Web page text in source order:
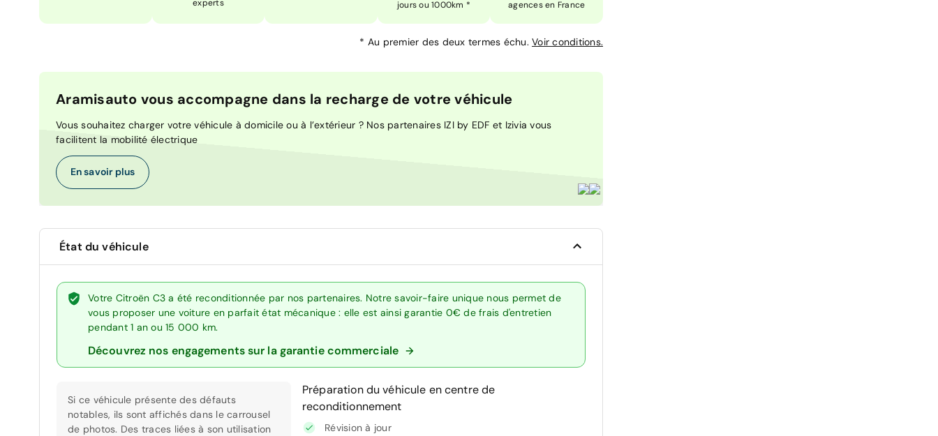
experts
jours ou 1000km *
agences en France
* Au premier des deux termes échu. Voir conditions.
Aramisauto vous accompagne dans la recharge de votre véhicule
Vous souhaitez charger votre véhicule à domicile ou à l’extérieur ? Nos partenaires IZI by EDF et Izivia vous
facilitent la mobilité électrique
En savoir plus
État du véhicule
Votre Citroën C3 a été reconditionnée par nos partenaires. Notre savoir-faire unique nous permet de
vous proposer une voiture en parfait état mécanique : elle est ainsi garantie 0€ de frais d'entretien
pendant 1 an ou 15 000 km.
Découvrez nos engagements sur la garantie commerciale
Si ce véhicule présente des défauts
notables, ils sont affichés dans le carrousel
de photos. Des traces liées à son utilisation
Préparation du véhicule en centre de
reconditionnement
Révision à jour